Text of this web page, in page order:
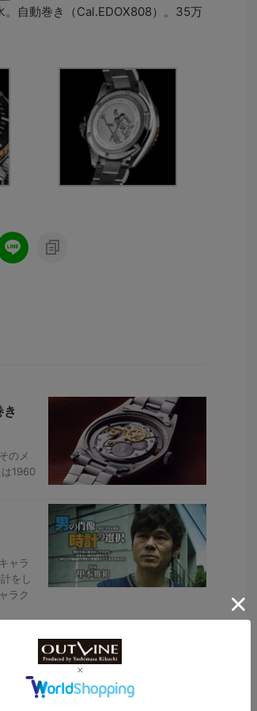
自動巻き（Cal.EDOX808）。35万
のメ
1960
ャラ
をし
ラク
職
が、